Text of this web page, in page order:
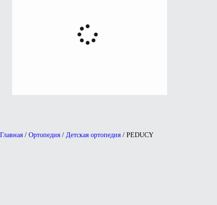
Главная / Ортопедия / Детская ортопедия / PEDUCY